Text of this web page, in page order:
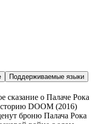
Поддерживаемые языки
о Палаче Рока
DOOM (2016)
броню Палача Рока